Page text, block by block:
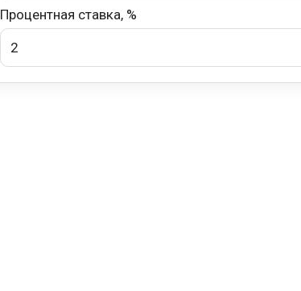
Процентная ставка, %